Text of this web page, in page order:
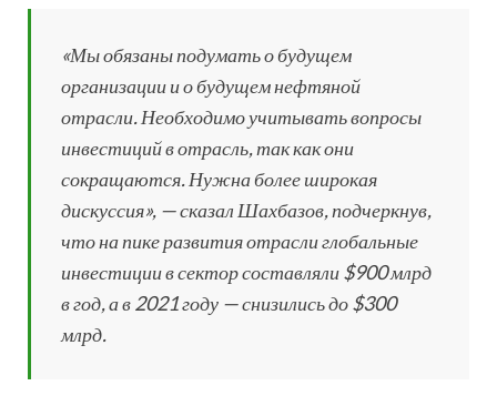
«Мы обязаны подумать о будущем
организации и о будущем нефтяной
отрасли. Необходимо учитывать вопросы
инвестиций в отрасль, так как они
сокращаются. Нужна более широкая
дискуссия», — сказал Шахбазов, подчеркнув,
что на пике развития отрасли глобальные
инвестиции в сектор составляли $900 млрд
в год, а в 2021 году — снизились до $300
млрд.